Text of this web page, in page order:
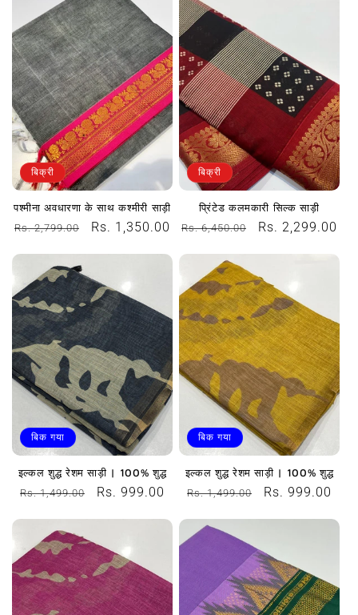
बिक्री
पश्मीना अवधारणा के साथ कश्मीरी साड़ी
नियमित
मूल्य
Rs. 2,799.00
विक्रय
Rs. 1,350.00
बिक्री
प्रिंटेड कलमकारी सिल्क साड़ी
नियमित
मूल्य
Rs. 6,450.00
विक्रय
Rs. 2,299.00
बिक गया
इल्कल शुद्ध रेशम साड़ी | 100% शुद्ध
नियमित
मूल्य
Rs. 1,499.00
विक्रय
Rs. 999.00
बिक गया
इल्कल शुद्ध रेशम साड़ी | 100% शुद्ध
नियमित
से
Rs. 1,499.00
विक्रय
Rs. 999.00